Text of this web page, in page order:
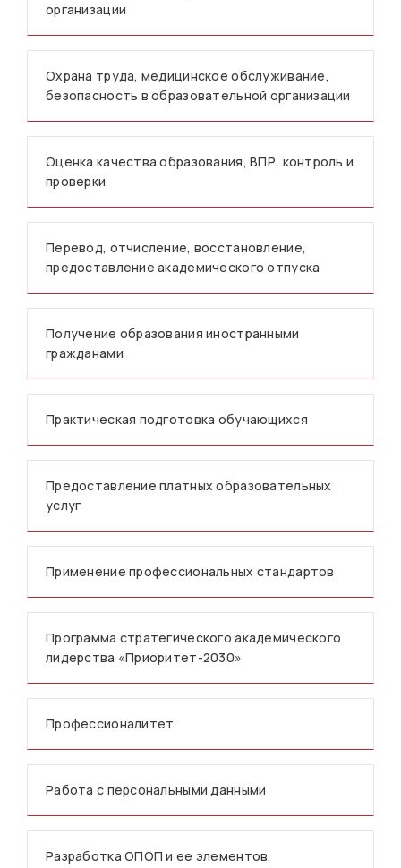
организации
Охрана труда, медицинское обслуживание,
безопасность в образовательной организации
Оценка качества образования, ВПР, контроль и
проверки
Перевод, отчисление, восстановление,
предоставление академического отпуска
Получение образования иностранными
гражданами
Практическая подготовка обучающихся
Предоставление платных образовательных
услуг
Применение профессиональных стандартов
Программа стратегического академического
лидерства «Приоритет-2030»
Профессионалитет
Работа с персональными данными
Разработка ОПОП и ее элементов,